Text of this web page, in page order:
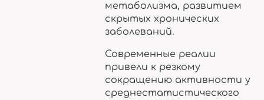
метаболизма, развитием
скрытых хронических
заболеваний.
Современные реалии
привели к резкому
сокращению активности у
среднестатистического